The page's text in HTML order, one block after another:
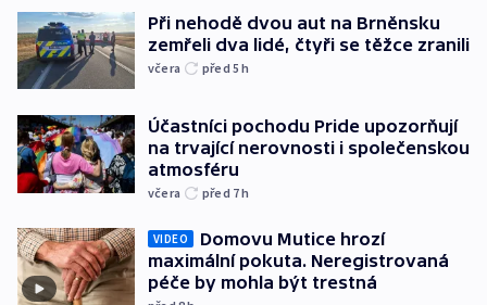
Při nehodě dvou aut na Brněnsku
zemřeli dva lidé, čtyři se těžce zranili
včera před 5h
Účastníci pochodu Pride upozorňují
na trvající nerovnosti i společenskou
atmosféru
včera před 7h
VIDEO
Domovu Mutice hrozí
maximální pokuta. Neregistrovaná
péče by mohla být trestná